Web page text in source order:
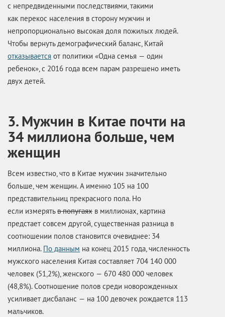
с непредвиденными последствиями, такими
как перекос населения в сторону мужчин и
непропорционально высокая доля пожилых людей.
Чтобы вернуть демографический баланс, Китай
отказывается от политики «Одна семья — один
ребенок», с 2016 года всем парам разрешено иметь
двух детей.
3. Мужчин в Китае почти на
34 миллиона больше, чем
женщин
Всем известно, что в Китае мужчин значительно
больше, чем женщин. А именно 105 на 100
представительниц прекрасного пола. Но
если измерятьв попугаях в миллионах, картина
предстает совсем другой, существенная разница в
соотношении полов становится очевиднее: 34
миллиона. По данным на конец 2015 года, численность
мужского населения Китая составляет 704 140 000
человек (51,2%), женского — 670 480 000 человек
(48,8%). Соотношение полов среди новорожденных
усиливает дисбаланс — на 100 девочек рождается 113
мальчиков.